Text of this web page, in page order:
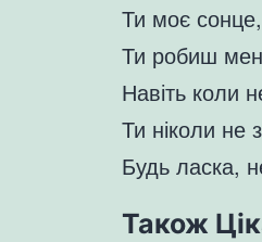
Ти моє
Ти робиш
Навіть коли
Ти ніколи
Будь ласка,
Також